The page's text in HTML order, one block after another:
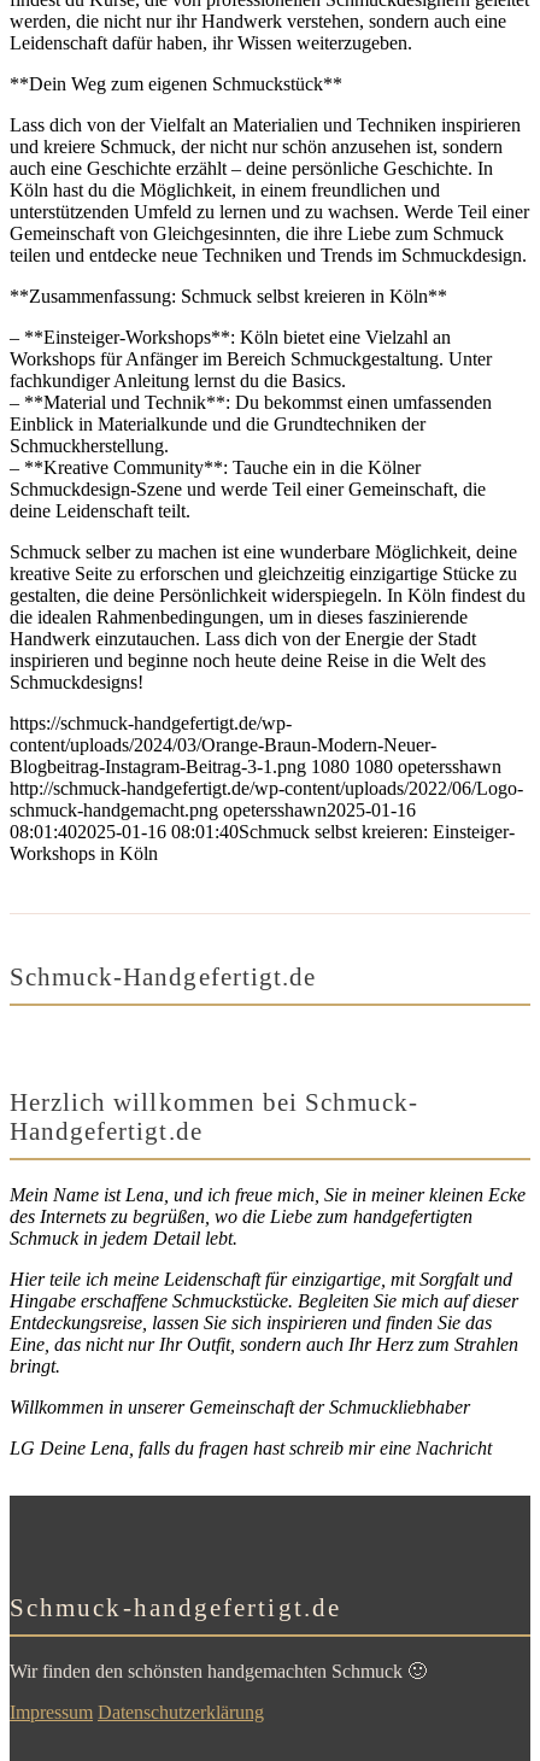
werden, die nicht nur ihr Handwerk verstehen, sondern auch eine
Leidenschaft dafür haben, ihr Wissen weiterzugeben.
**Dein Weg zum eigenen Schmuckstück**
Lass dich von der Vielfalt an Materialien und Techniken inspirieren
und kreiere Schmuck, der nicht nur schön anzusehen ist, sondern
auch eine Geschichte erzählt – deine persönliche Geschichte. In
Köln hast du die Möglichkeit, in einem freundlichen und
unterstützenden Umfeld zu lernen und zu wachsen. Werde Teil einer
Gemeinschaft von Gleichgesinnten, die ihre Liebe zum Schmuck
teilen und entdecke neue Techniken und Trends im Schmuckdesign.
**Zusammenfassung: Schmuck selbst kreieren in Köln**
– **Einsteiger-Workshops**: Köln bietet eine Vielzahl an
Workshops für Anfänger im Bereich Schmuckgestaltung. Unter
fachkundiger Anleitung lernst du die Basics.
– **Material und Technik**: Du bekommst einen umfassenden
Einblick in Materialkunde und die Grundtechniken der
Schmuckherstellung.
– **Kreative Community**: Tauche ein in die Kölner
Schmuckdesign-Szene und werde Teil einer Gemeinschaft, die
deine Leidenschaft teilt.
Schmuck selber zu machen ist eine wunderbare Möglichkeit, deine
kreative Seite zu erforschen und gleichzeitig einzigartige Stücke zu
gestalten, die deine Persönlichkeit widerspiegeln. In Köln findest du
die idealen Rahmenbedingungen, um in dieses faszinierende
Handwerk einzutauchen. Lass dich von der Energie der Stadt
inspirieren und beginne noch heute deine Reise in die Welt des
Schmuckdesigns!
https://schmuck-handgefertigt.de/wp-
content/uploads/2024/03/Orange-Braun-Modern-Neuer-
Blogbeitrag-Instagram-Beitrag-3-1.png 1080 1080 opetersshawn
http://schmuck-handgefertigt.de/wp-content/uploads/2022/06/Logo-
schmuck-handgemacht.png opetersshawn2025-01-16
08:01:402025-01-16 08:01:40Schmuck selbst kreieren: Einsteiger-
Workshops in Köln
Schmuck-Handgefertigt.de
Herzlich willkommen bei Schmuck-
Handgefertigt.de
Mein Name ist Lena, und ich freue mich, Sie in meiner kleinen Ecke
des Internets zu begrüßen, wo die Liebe zum handgefertigten
Schmuck in jedem Detail lebt.
Hier teile ich meine Leidenschaft für einzigartige, mit Sorgfalt und
Hingabe erschaffene Schmuckstücke. Begleiten Sie mich auf dieser
Entdeckungsreise, lassen Sie sich inspirieren und finden Sie das
Eine, das nicht nur Ihr Outfit, sondern auch Ihr Herz zum Strahlen
bringt.
Willkommen in unserer Gemeinschaft der Schmuckliebhaber
LG Deine Lena, falls du fragen hast schreib mir eine Nachricht
Schmuck-handgefertigt.de
Wir finden den schönsten handgemachten Schmuck 🙂
Impressum Datenschutzerklärung